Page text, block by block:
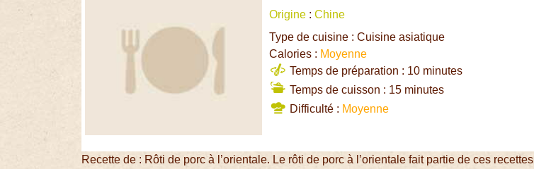
Origine :Chine
Type de cuisine : Cuisine asiatique
Calories : Moyenne
Temps de préparation : 10 minutes
Temps de cuisson : 15 minutes
Difficulté : Moyenne
Recette de : Rôti de porc à l’orientale. Le rôti de porc à l’orientale fait partie de ces recettes